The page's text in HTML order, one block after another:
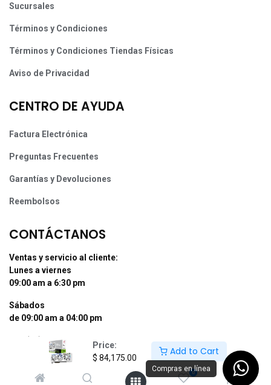
Price:
$ 84,175.00
Add to Cart
0
Sucursales
Términos y Condiciones
Términos y Condiciones Tiendas Físicas
Aviso de Privacidad
CENTRO DE AYUDA
Factura Electrónica
Preguntas Frecuentes
Garantías y Devoluciones
Reembolsos
CONTÁCTANOS
Ventas y servicio al cliente:
Lunes a viernes
09:00 am a 6:30 pm
Sábados
de 09:00 am a 04:00 pm
Tel: (55) 50255181 Ext. 800 y 812
Whatsapp +52 56 10704437
contacto@supermexdigital.com
Compras en línea